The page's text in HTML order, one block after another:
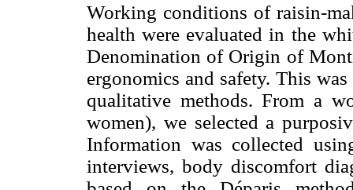
Working conditions of raisin-
health were evaluated in the
Denomination of Origin of
ergonomics and safety. This
qualitative methods. From a
women), we selected a
Information was collected
interviews, body discomfort